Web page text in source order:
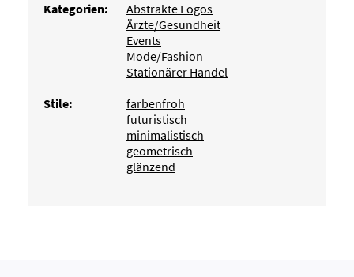
Kategorien:
Abstrakte Logos
Ärzte/Gesundheit
Events
Mode/Fashion
Stationärer Handel
Stile:
farbenfroh
futuristisch
minimalistisch
geometrisch
glänzend